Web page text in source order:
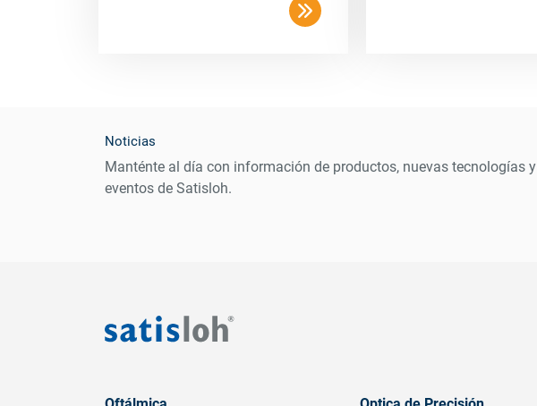
Noticias
Manténte al día con información de productos, nuevas tecnologías y
eventos de Satisloh.